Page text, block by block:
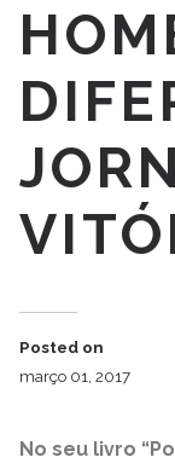
Posted on
março 01, 2017
No seu livro